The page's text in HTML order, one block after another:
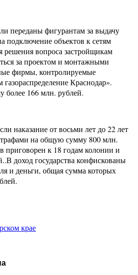
переданы фигурантам за выдачу
подключение объектов к сетям
решения вопроса застройщикам
за проектом и монтажными
фирмы, контролируемые
Краснодар».
более 166 млн. рублей.
наказание от восьми лет до 22 лет
на общую сумму 800 млн.
приговорен к 18 годам колонии и
доход государства конфискованы
и деньги, общая сумма которых
крае